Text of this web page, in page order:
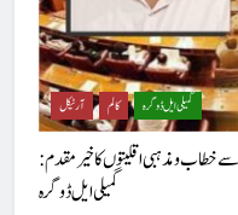
آرٹیکل کالم گمیلی ایل ڈوگرہ
سےخطاب و مذہبی اقلیتوں کا خیر مقدم :
گمیلی ایل ڈوگرہ